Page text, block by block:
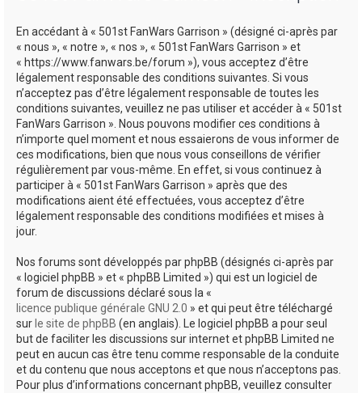
En accédant à « 501st FanWars Garrison » (désigné ci-après par
« nous », « notre », « nos », « 501st FanWars Garrison » et
« https://www.fanwars.be/forum »), vous acceptez d’être
légalement responsable des conditions suivantes. Si vous
n’acceptez pas d’être légalement responsable de toutes les
conditions suivantes, veuillez ne pas utiliser et accéder à « 501st
FanWars Garrison ». Nous pouvons modifier ces conditions à
n’importe quel moment et nous essaierons de vous informer de
ces modifications, bien que nous vous conseillons de vérifier
régulièrement par vous-même. En effet, si vous continuez à
participer à « 501st FanWars Garrison » après que des
modifications aient été effectuées, vous acceptez d’être
légalement responsable des conditions modifiées et mises à
jour.
Nos forums sont développés par phpBB (désignés ci-après par
« logiciel phpBB » et « phpBB Limited ») qui est un logiciel de
forum de discussions déclaré sous la «
licence publique générale GNU 2.0 » et qui peut être téléchargé
sur le site de phpBB (en anglais). Le logiciel phpBB a pour seul
but de faciliter les discussions sur internet et phpBB Limited ne
peut en aucun cas être tenu comme responsable de la conduite
et du contenu que nous acceptons et que nous n’acceptons pas.
Pour plus d’informations concernant phpBB, veuillez consulter